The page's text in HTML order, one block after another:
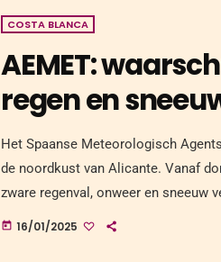
COSTA BLANCA
AEMET:
regen en
Het Spaanse Meteorologisch
de noordkust van Alicante. Vanaf
zware regenval, onweer en sneeuw
Tot 20 mm neerslag per uur en 60
today 16/01/2025